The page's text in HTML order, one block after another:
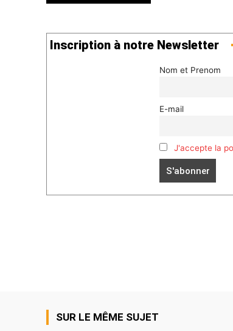
Inscription à notre Newsletter
Nom et Prenom
E-mail
J'accepte la
SUR LE MÊME SUJET